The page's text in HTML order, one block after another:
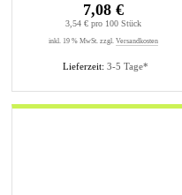
Lieferzeit: 3-5 Tage*
7,08 €
3,54 € pro 100 Stück
inkl. 19 % MwSt. zzgl. Versandkosten